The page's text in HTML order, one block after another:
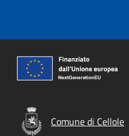
Comune di Cellole